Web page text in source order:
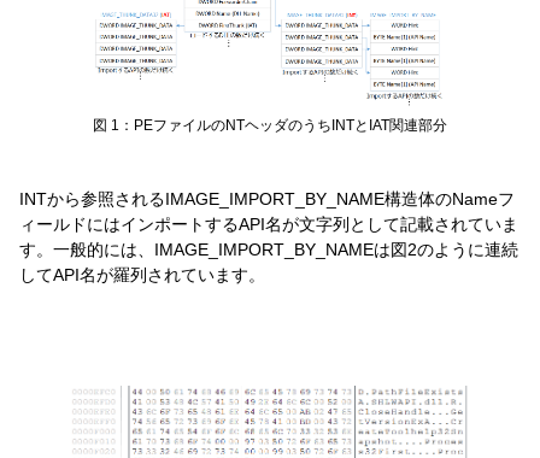
図 1：PEファイルのNTヘッダのうちINTとIAT関連部分
INTから参照されるIMAGE_IMPORT_BY_NAME構造体のNameフ
ィールドにはインポートするAPI名が文字列として記載されていま
す。一般的には、IMAGE_IMPORT_BY_NAMEは図2のように連続
してAPI名が羅列されています。